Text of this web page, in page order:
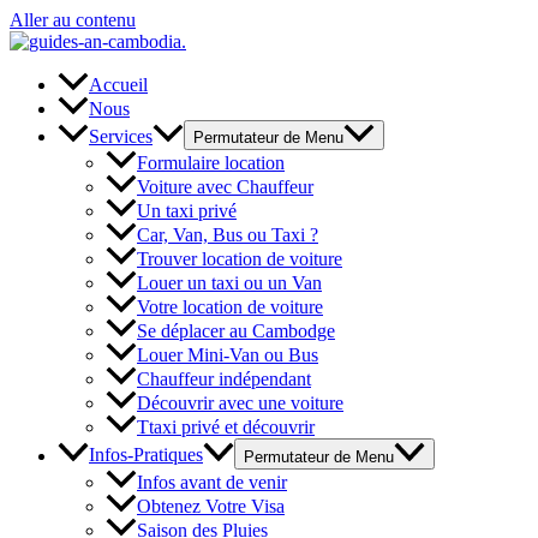
Aller au contenu
Accueil
Nous
Services
Permutateur de Menu
Formulaire location
Voiture avec Chauffeur
Un taxi privé
Car, Van, Bus ou Taxi ?
Trouver location de voiture
Louer un taxi ou un Van
Votre location de voiture
Se déplacer au Cambodge
Louer Mini-Van ou Bus
Chauffeur indépendant
Découvrir avec une voiture
Ttaxi privé et découvrir
Infos-Pratiques
Permutateur de Menu
Infos avant de venir
Obtenez Votre Visa
Saison des Pluies